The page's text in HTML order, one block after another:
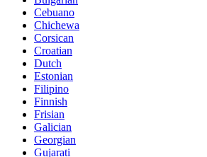
Cebuano
Chichewa
Corsican
Croatian
Dutch
Estonian
Filipino
Finnish
Frisian
Galician
Georgian
Gujarati